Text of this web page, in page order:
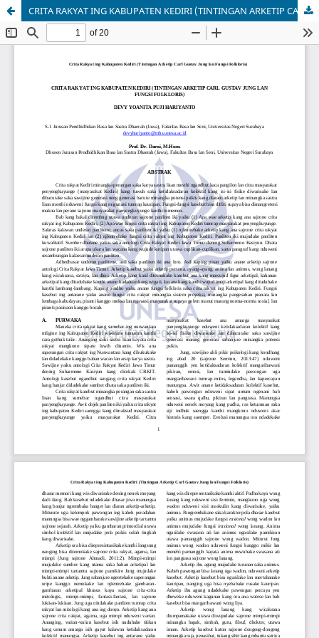
CRITA RAKYAT ING KABUPATEN KEDIRI (TINTINGAN ARKETIP CARL GUSTAV JUNG LAN FUNGSI FOLKLORIS)